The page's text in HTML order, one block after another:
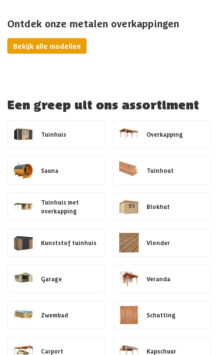
Ontdek onze metalen overkappingen
Bekijk alle modellen
Een greep uit ons assortiment
Tuinhuis Overkapping
Sauna Tuinhout
Tuinhuis met
overkapping
Blokhut
Kunststof tuinhuis Vlonder
Garage Veranda
Zwembad Schutting
Carport Kapschuur